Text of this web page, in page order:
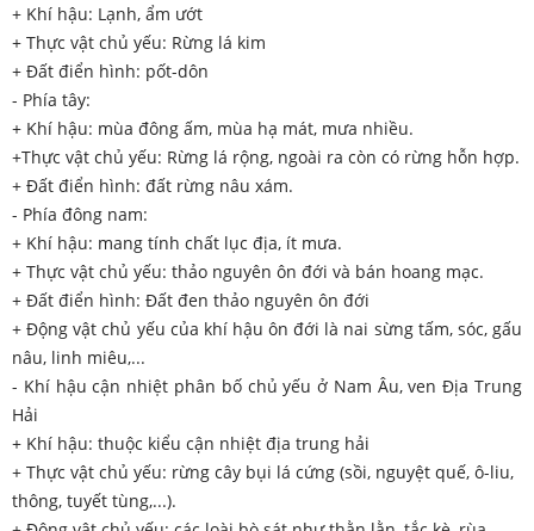
+ Khí hậu: Lạnh, ẩm ướt
+ Thực vật chủ yếu: Rừng lá kim
+ Đất điển hình: pốt-dôn
- Phía tây:
+ Khí hậu: mùa đông ấm, mùa hạ mát, mưa nhiều.
+Thực vật chủ yếu: Rừng lá rộng, ngoài ra còn có rừng hỗn hợp.
+ Đất điển hình: đất rừng nâu xám.
- Phía đông nam:
+ Khí hậu: mang tính chất lục địa, ít mưa.
+ Thực vật chủ yếu: thảo nguyên ôn đới và bán hoang mạc.
+ Đất điển hình: Đất đen thảo nguyên ôn đới
+ Động vật chủ yếu của khí hậu ôn đới là nai sừng tấm, sóc, gấu
nâu, linh miêu,...
- Khí hậu cận nhiệt phân bố chủ yếu ở Nam Âu, ven Địa Trung
Hải
+ Khí hậu: thuộc kiểu cận nhiệt địa trung hải
+ Thực vật chủ yếu: rừng cây bụi lá cứng (sồi, nguyệt quế, ô-liu,
thông, tuyết tùng,...).